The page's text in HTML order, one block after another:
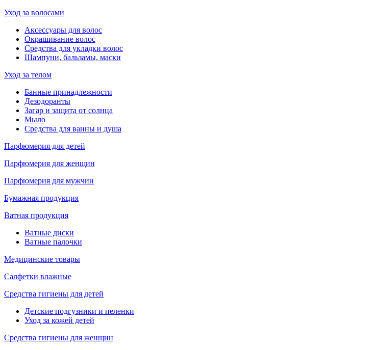
Уход за волосами
Аксессуары для волос
Окрашивание волос
Средства для укладки волос
Шампуни, бальзамы, маски
Уход за телом
Банные принадлежности
Дезодоранты
Загар и защита от солнца
Мыло
Средства для ванны и душа
Парфюмерия для детей
Парфюмерия для женщин
Парфюмерия для мужчин
Бумажная продукция
Ватная продукция
Ватные диски
Ватные палочки
Медицинские товары
Салфетки влажные
Средства гигиены для детей
Детские подгузники и пеленки
Уход за кожей детей
Средства гигиены для женщин